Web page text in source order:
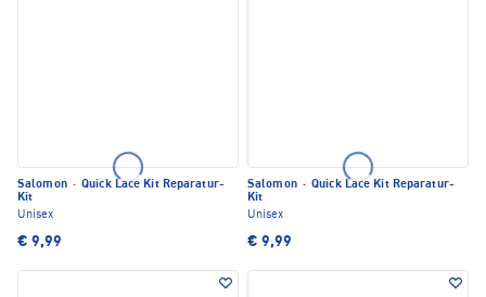
Salomon · Quick Lace Kit Reparatur-
Kit
Unisex
€ 9,99
Salomon · Quick Lace Kit Reparatur-
Kit
Unisex
€ 9,99